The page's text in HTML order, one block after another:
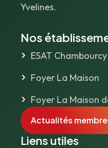
Yvelines.
Nos
ESAT Chambourcy
Foyer La Maison
Foyer La Maison
Actualités
Liens utiles